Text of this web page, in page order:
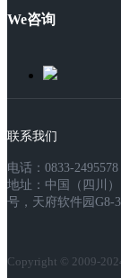
We咨询
联系我们
电话：0833-
地址：中国（四川
号，天府软件园G8-
Copyright © 2009-